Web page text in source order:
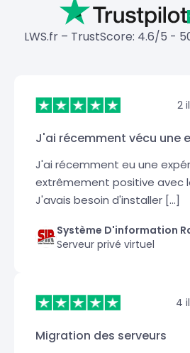
LWS.fr – TrustScore: 4.6/5 -
2
J'ai récemment vécu une
J'ai récemment eu une
extrêmement positive avec
J'avais besoin d'installer [...]
Système D'information
Serveur privé virtuel
4
Migration des serveurs